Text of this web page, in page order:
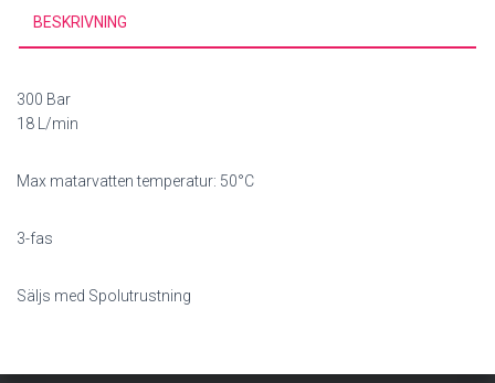
BESKRIVNING
300 Bar
18 L/min
Max matarvatten temperatur: 50°C
3-fas
Säljs med Spolutrustning